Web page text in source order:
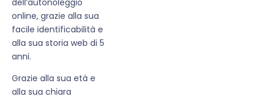
online, grazie alla sua
facile identificabilità e
alla sua storia web di 5
anni.
Grazie alla sua età e
alla sua chiara